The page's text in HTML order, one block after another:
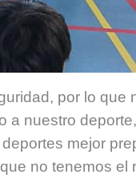
por lo que
a nuestro
mejor
no tenemos el